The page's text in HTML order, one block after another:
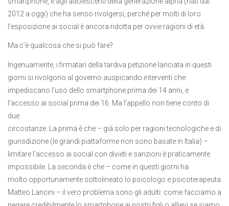
2012 a oggi) che ha senso rivolgersi, perché per molti di loro
l’esposizione ai social è ancora ridotta per ovvie ragioni di età.
Ma c’è qualcosa che si può fare?
Ingenuamente, i firmatari della tardiva petizione lanciata in questi
giorni si rivolgono al governo auspicando interventi che
impediscano l’uso dello smartphone prima dei 14 anni, e
l’accesso ai social prima dei 16. Ma l’appello non tiene conto di
due
circostanze. La prima è che – già solo per ragioni tecnologiche e di
giurisdizione (le grandi piattaforme non sono basate in Italia) –
limitare l’accesso ai social con divieti e sanzioni è praticamente
impossibile. La seconda è che – come in questi giorni ha
molto opportunamente sottolineato lo psicologo e psicoterapeuta
Matteo Lancini – il vero problema sono gli adulti: come facciamo a